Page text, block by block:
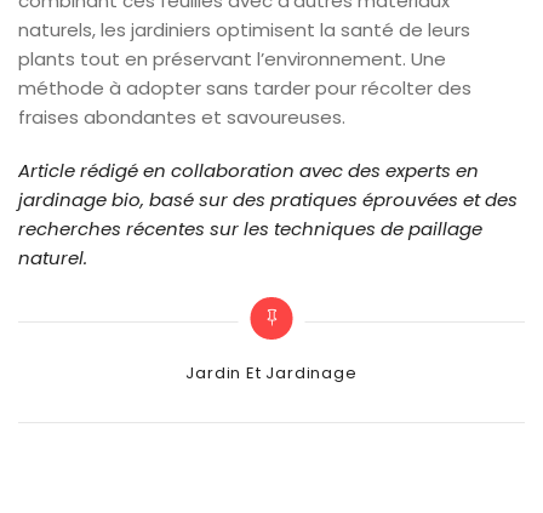
naturels, les jardiniers optimisent la santé de leurs
plants tout en préservant l’environnement. Une
méthode à adopter sans tarder pour récolter des
fraises abondantes et savoureuses.
Article rédigé en collaboration avec des experts en
jardinage bio, basé sur des pratiques éprouvées et des
recherches récentes sur les techniques de paillage
naturel.
Categories
Jardin Et Jardinage